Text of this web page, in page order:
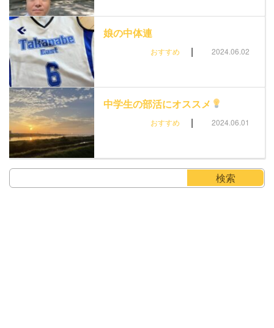
娘の中体連
おすすめ | 2024.06.02
中学生の部活にオススメ
おすすめ | 2024.06.01